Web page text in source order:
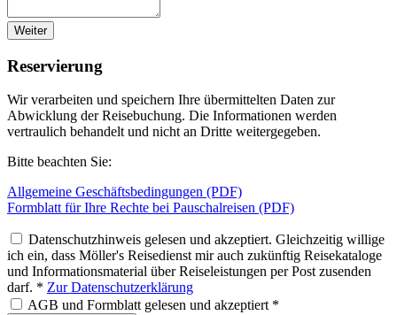
Weiter
Reservierung
Wir verarbeiten und speichern Ihre übermittelten Daten zur
Abwicklung der Reisebuchung. Die Informationen werden
vertraulich behandelt und nicht an Dritte weitergegeben.
Bitte beachten Sie:
Allgemeine Geschäftsbedingungen (PDF)
Formblatt für Ihre Rechte bei Pauschalreisen (PDF)
Datenschutzhinweis gelesen und akzeptiert. Gleichzeitig willige
ich ein, dass Möller's Reisedienst mir auch zukünftig Reisekataloge
und Informationsmaterial über Reiseleistungen per Post zusenden
darf. * Zur Datenschutzerklärung
AGB und Formblatt gelesen und akzeptiert *